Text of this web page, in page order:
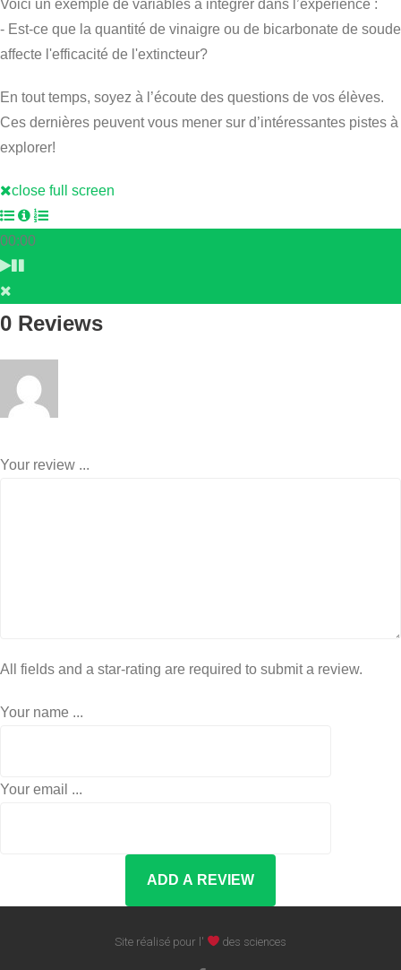
Voici un exemple de variables à intégrer dans l’expérience :
- Est-ce que la quantité de vinaigre ou de bicarbonate de soude
affecte l'efficacité de l'extincteur?
En tout temps, soyez à l’écoute des questions de vos élèves.
Ces dernières peuvent vous mener sur d’intéressantes pistes à
explorer!
close full screen
00:00
0 Reviews
Your review ...
All fields and a star-rating are required to submit a review.
Your name ...
Your email ...
Site réalisé pour l' des sciences